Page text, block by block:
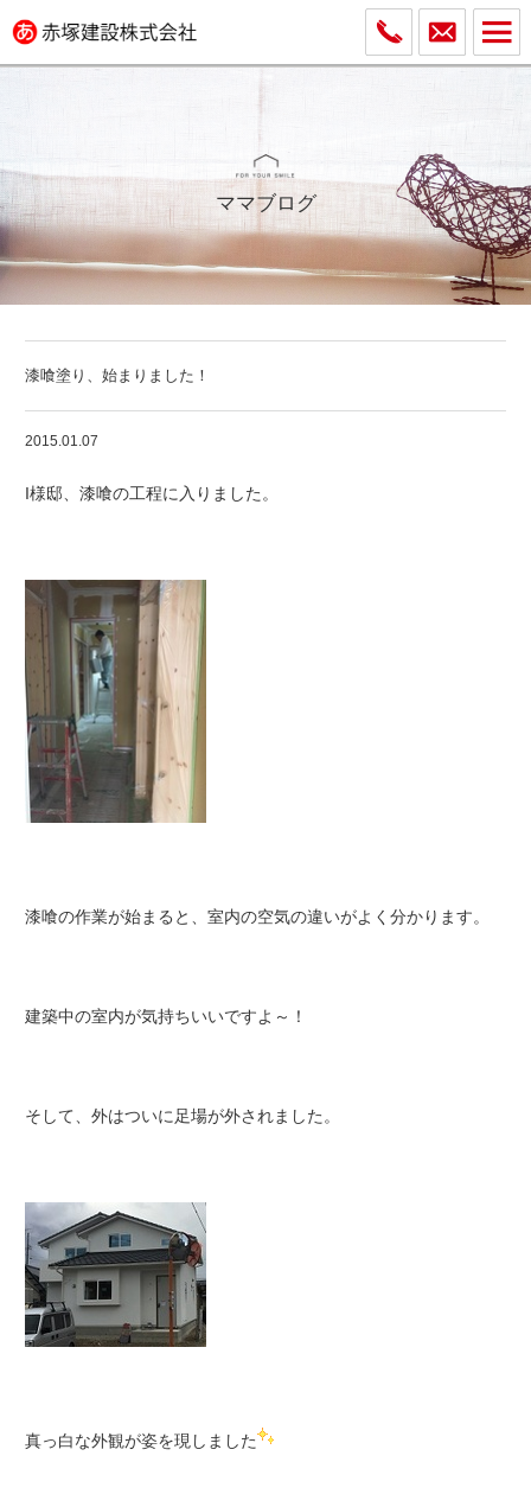
ママブログ
漆喰塗り、始まりました！
2015.01.07
I様邸、漆喰の工程に入りました。
漆喰の作業が始まると、室内の空気の違いがよく分かります。
建築中の室内が気持ちいいですよ～！
そして、外はついに足場が外されました。
真っ白な外観が姿を現しました